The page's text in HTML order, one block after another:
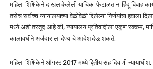
महिला शिक्षिकेने दाखल केलेली याचिका फेटाळताना हिंदू विवाह
तसेच सर्वोच्च न्यायालयाच्या वेळोवेळी दिलेल्या निर्णयांचा हवाला
मध्ये अशी तरतूद आहे की, न्यायालय प्रतिवादीला एकूण रक्कम,
कालावधीने अर्जदाराला देण्याचे आदेश देऊ शकते.
महिला शिक्षिकेने ऑगस्ट 2017 मध्ये द्वितीय सह दिवाणी न्यायाधीश,